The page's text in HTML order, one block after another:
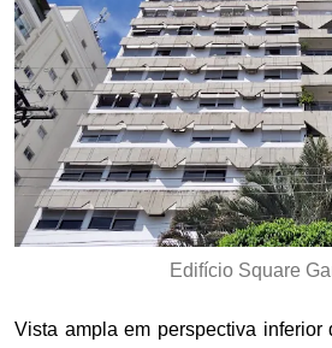
Edifício Square
Vista ampla em perspectiva inferior